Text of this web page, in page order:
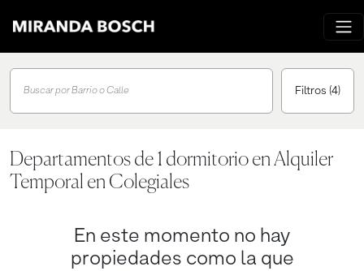
Buscar por Barrio o Calle Filtros (4)
Departamentos de 1 dormitorio en Alquiler
Temporal en Colegiales
En este momento no hay
propiedades como la que